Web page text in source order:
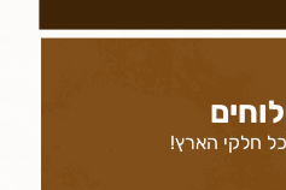
חלקי הארץ!